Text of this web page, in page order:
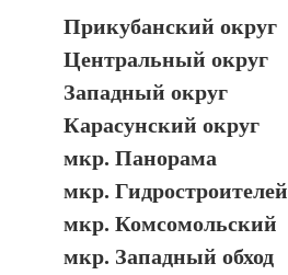
Прикубанский округ
Центральный округ
Западный округ
Карасунский округ
мкр. Панорама
мкр. Гидростроителей
мкр. Комсомольский
мкр. Западный обход